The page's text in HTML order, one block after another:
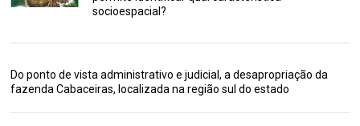
socioespacial?
Do ponto de vista administrativo e judicial, a desapropriação da
fazenda Cabaceiras, localizada na região sul do estado